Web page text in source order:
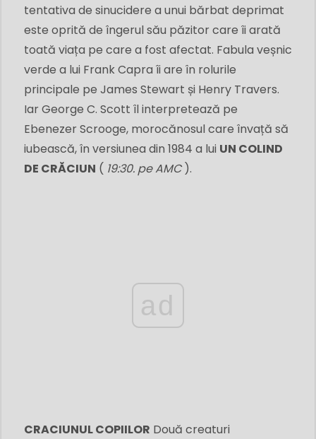
tentativa de sinucidere a unui bărbat deprimat
este oprită de îngerul său păzitor care îi arată
toată viața pe care a fost afectat. Fabula veșnic
verde a lui Frank Capra îi are în rolurile
principale pe James Stewart și Henry Travers.
Iar George C. Scott îl interpretează pe
Ebenezer Scrooge, morocănosul care învață să
iubească, în versiunea din 1984 a lui UN COLIND
DE CRĂCIUN ( 19:30. pe AMC).
ad
CRACIUNUL COPIILOR Două creaturi